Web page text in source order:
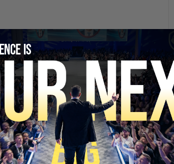
SECURE YOUR SEAT